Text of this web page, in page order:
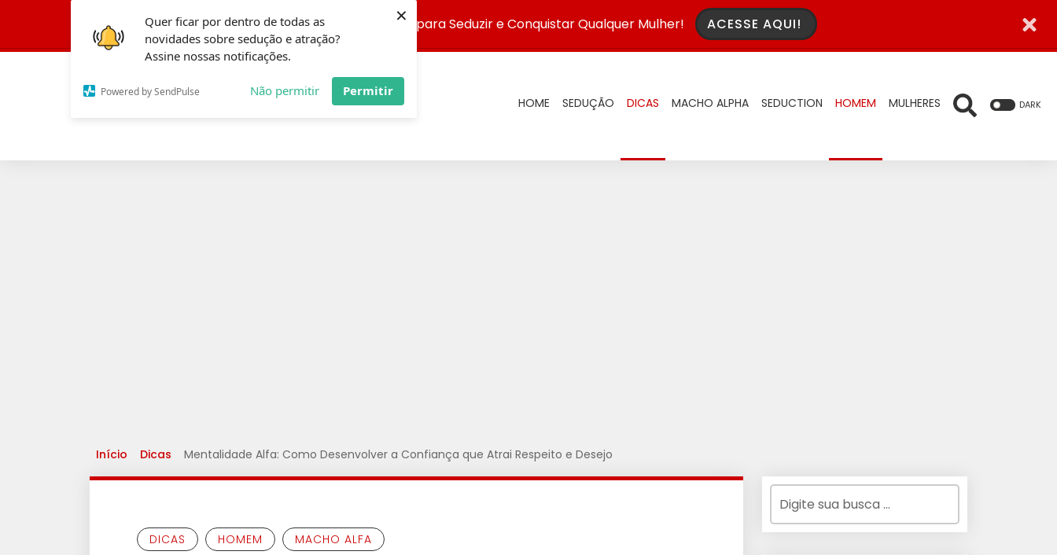
Quer ficar por dentro de todas as
novidades sobre sedução e atração?
Assine nossas notificações.
Powered by SendPulse Não permitir Permitir
×
Conheça a Fórmula Infalível para Seduzir e Conquistar Qualquer Mulher! ACESSE AQUI!
HOME SEDUÇÃO DICAS MACHO ALPHA SEDUCTION HOMEM MULHERES DARK
Início Dicas Mentalidade Alfa: Como Desenvolver a Confiança que Atrai Respeito e Desejo
DICAS HOMEM MACHO ALFA